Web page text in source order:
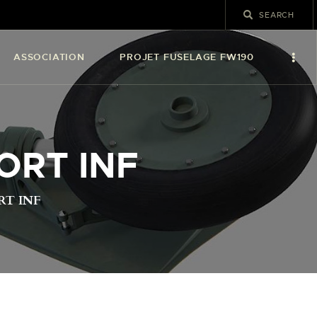
ASSOCIATION PROJET FUSELAGE FW190
INF
INF